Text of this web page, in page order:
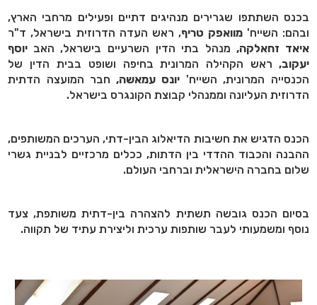
בכנס השתתפו שגרירים מנהיגים דתיים ופעילים מרחבי הארץ,
ובהם: השייח'מוואפק טריף, ראש העדה הדרוזית בישראל, ד"ר
איאד זחאלקה,מנהל בתי הדין השרעיים בישראל, האביוסף
יעקוב,ראש הקהילה המרונית בחיפה ושופט בבית הדין של
הכנסייה המרונית, השייח' יונס עמאשה,חבר המועצה הדתית
הדרוזית העליונה וממנהלי קבוצת הקונגרס בישראל.
הכנס הדגיש את חשיבות הדיאלוג הבין-דתי, הערכים המשותפים,
ההבנה והכבוד ההדדי בין הדתות, ככלים מרכזיים לבניית גשרי
שלום בחברה הישראלית וברחבי העולם.
בסיום הכנס גובשה תשתית להצהרה בין-דתית משותפת, צעד
נוסף ומשמעותי לעבר שותפות ערכית וליצירת עתיד של תקווה.